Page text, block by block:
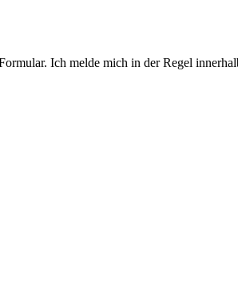
Ich melde mich in der Regel